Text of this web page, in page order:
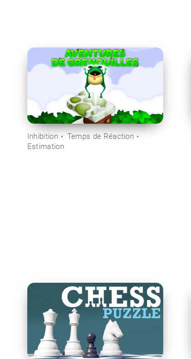
Inhibition
Temps de Réaction
Estimation